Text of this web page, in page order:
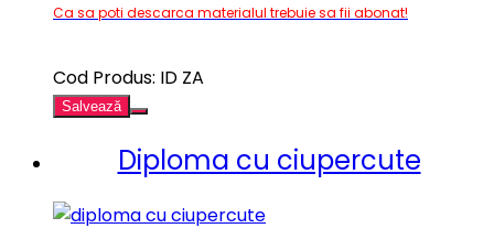
Ca sa poti descarca materialul trebuie sa fii abonat!
Cod Produs: ID ZA
Salvează
Diploma cu ciupercute